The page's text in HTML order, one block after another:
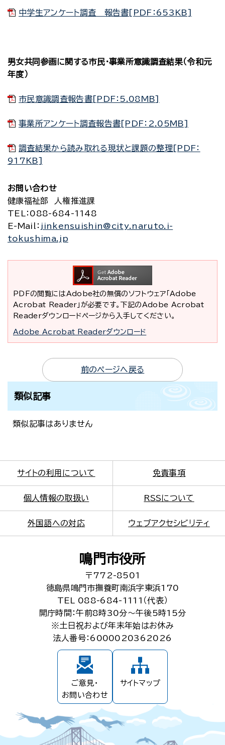
中学生アンケート調査 報告書[PDF：653KB]
男女共同参画に関する市民・事業所意識調査結果（令和元
年度）
市民意識調査報告書[PDF：5.08MB]
事業所アンケート調査報告書[PDF：2.05MB]
調査結果から読み取れる現状と課題の整理[PDF：
917KB]
お問い合わせ
健康福祉部 人権推進課
TEL
：088-684-1148
E-Mail
： jinkensuishin@city.naruto.i-
tokushima.jp
PDFの閲覧にはAdobe社の無償のソフトウェア「Adobe
Acrobat Reader」が必要です。下記のAdobe Acrobat
Readerダウンロードページから入手してください。
Adobe Acrobat Readerダウンロード
前のページへ戻る
類似記事
類似記事はありません
サイトの利用について 免責事項
個人情報の取扱い RSSについて
外国語への対応 ウェブアクセシビリティ
鳴門市役所
〒772-8501
徳島県鳴門市撫養町南浜字東浜170
TEL 088-684-1111（代表）
開庁時間：午前8時30分～午後5時15分
※土日祝および年末年始はお休み
法人番号：6000020362026
ご意見・
お問い合わせ
サイトマップ